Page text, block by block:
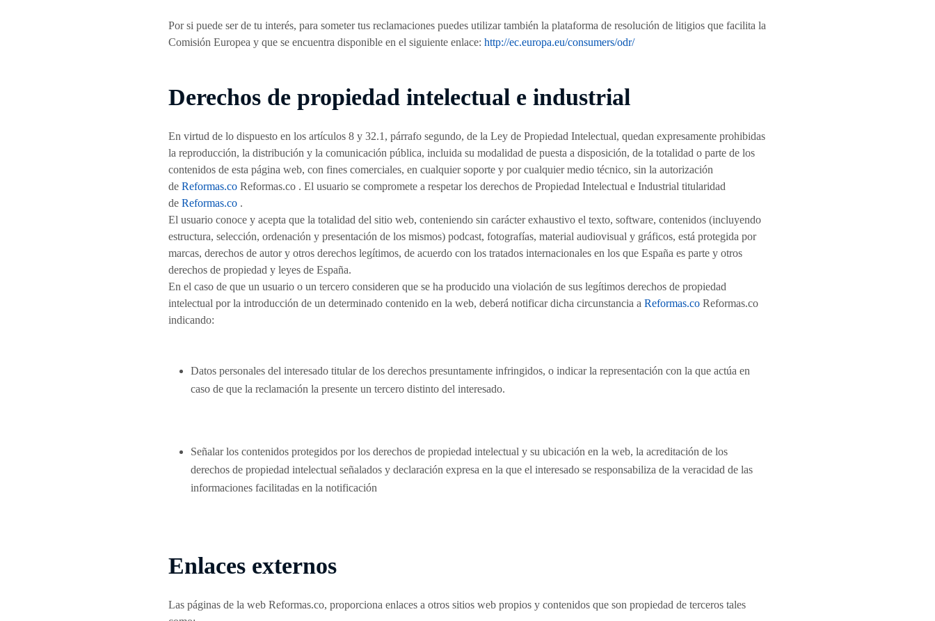
Por si puede ser de tu interés, para someter tus reclamaciones puedes utilizar también la plataforma de resolución de litigios que facilita la
Comisión Europea y que se encuentra disponible en el siguiente enlace: http://ec.europa.eu/consumers/odr/
Derechos de propiedad intelectual e industrial
En virtud de lo dispuesto en los artículos 8 y 32.1, párrafo segundo, de la Ley de Propiedad Intelectual, quedan expresamente prohibidas
la reproducción, la distribución y la comunicación pública, incluida su modalidad de puesta a disposición, de la totalidad o parte de los
contenidos de esta página web, con fines comerciales, en cualquier soporte y por cualquier medio técnico, sin la autorización
de Reformas.coReformas.co . El usuario se compromete a respetar los derechos de Propiedad Intelectual e Industrial titularidad
de Reformas.co.
El usuario conoce y acepta que la totalidad del sitio web, conteniendo sin carácter exhaustivo el texto, software, contenidos (incluyendo
estructura, selección, ordenación y presentación de los mismos) podcast, fotografías, material audiovisual y gráficos, está protegida por
marcas, derechos de autor y otros derechos legítimos, de acuerdo con los tratados internacionales en los que España es parte y otros
derechos de propiedad y leyes de España.
En el caso de que un usuario o un tercero consideren que se ha producido una violación de sus legítimos derechos de propiedad
intelectual por la introducción de un determinado contenido en la web, deberá notificar dicha circunstancia a Reformas.coReformas.co
indicando:
Datos personales del interesado titular de los derechos presuntamente infringidos, o indicar la representación con la que actúa en
caso de que la reclamación la presente un tercero distinto del interesado.
Señalar los contenidos protegidos por los derechos de propiedad intelectual y su ubicación en la web, la acreditación de los
derechos de propiedad intelectual señalados y declaración expresa en la que el interesado se responsabiliza de la veracidad de las
informaciones facilitadas en la notificación
Enlaces externos
Las páginas de la web Reformas.co, proporciona enlaces a otros sitios web propios y contenidos que son propiedad de terceros tales